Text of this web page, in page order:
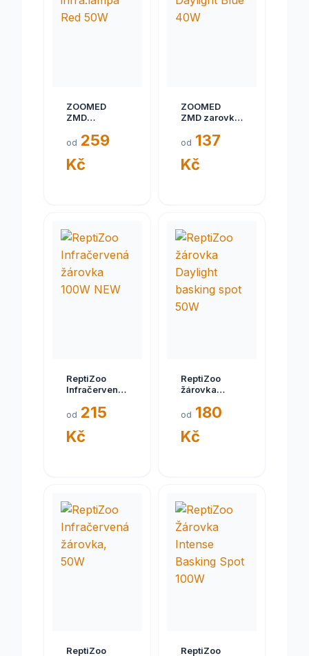
ZOOMED
ZMD
Red 50W
od 259
Kč
ZOOMED
ZMD zarovka
40W
od 137
Kč
ReptiZoo
Infračervená
100W NEW
od 215
Kč
ReptiZoo
žárovka
basking spot
od 180
Kč
ReptiZoo ReptiZoo